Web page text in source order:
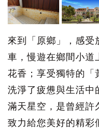
來到「原鄉」，感受
車，慢遊在鄉間小道
花香；享受獨特的「
洗淨了疲憊與生活中
滿天星空，是曾經
致力給您美好的精彩